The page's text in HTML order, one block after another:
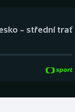
Gymnastika
– střední trať